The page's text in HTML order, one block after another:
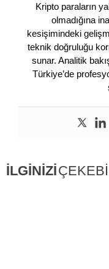
Kripto paraların
olmadığına
kesişimindeki
teknik doğruluğu
sunar. Analitik
Türkiye’de
İLGİNİZİ